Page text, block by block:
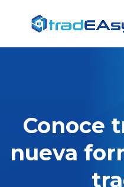
Conoce
nueva